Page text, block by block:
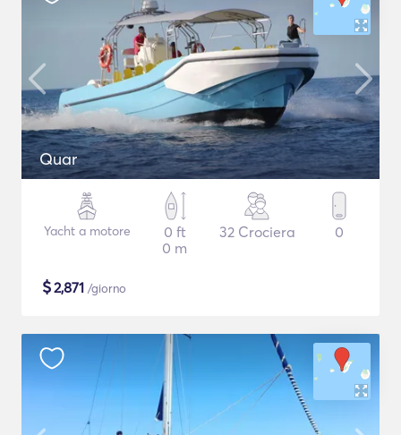
Quar
Yacht a motore
0 ft
0 m
32 Crociera 0
$2,871 /giorno